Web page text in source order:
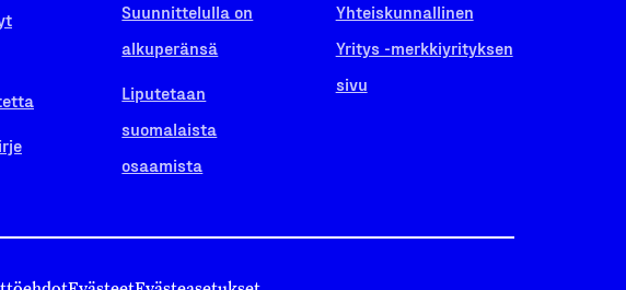
Suunnittelulla on
alkuperänsä
Liputetaan
suomalaista
osaamista
Yhteiskunnallinen
Yritys -merkkiyrityksen
sivu